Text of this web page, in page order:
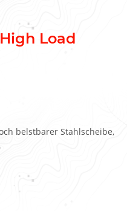
Load
belstbarer Stahlscheibe,